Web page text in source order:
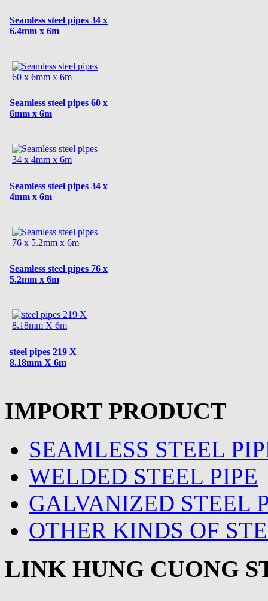
Seamless steel pipes 34 x
6.4mm x 6m
Seamless steel pipes 60 x
6mm x 6m
Seamless steel pipes 34 x
4mm x 6m
Seamless steel pipes 76 x
5.2mm x 6m
steel pipes 219 X
8.18mm X 6m
IMPORT PRODUCT
SEAMLESS STEEL
WELDED STEEL PIPE
GALVANIZED STEEL
OTHER KINDS OF
LINK HUNG CUONG